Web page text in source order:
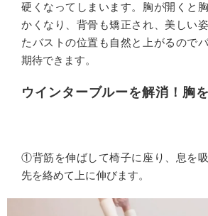
硬くなってしまいます。胸が開くと
かくなり、背骨も矯正され、美しい
たバストの位置も自然と上がるので
期待できます。
ウインターブルーを解消！胸
①背筋を伸ばして椅子に座り、息を
先を絡めて上に伸びます。